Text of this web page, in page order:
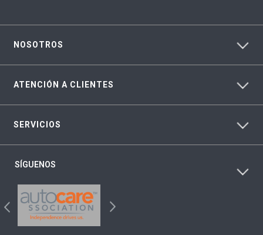
NOSOTROS
ATENCIÓN A CLIENTES
SERVICIOS
SÍGUENOS